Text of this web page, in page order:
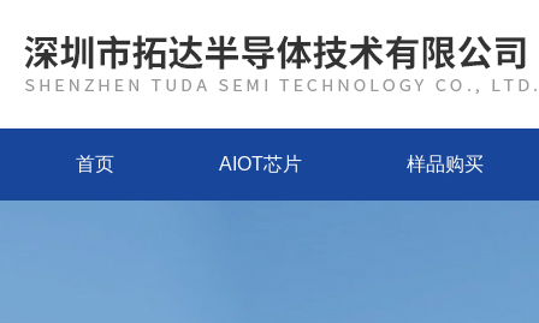
首页 AIOT芯片 样品购买